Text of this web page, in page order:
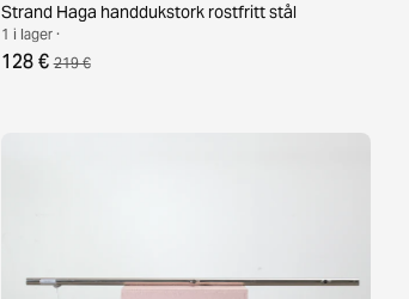
Strand Haga handdukstork rostfritt stål
1 i lager ·
128 € 219 €